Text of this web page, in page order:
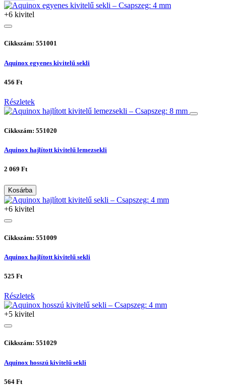
+6 kivitel
Cikkszám: 551001
Aquinox egyenes kivitelű sekli
456 Ft
Részletek
Cikkszám: 551020
Aquinox hajlított kivitelű lemezsekli
2 069 Ft
Kosárba
+6 kivitel
Cikkszám: 551009
Aquinox hajlított kivitelű sekli
525 Ft
Részletek
+5 kivitel
Cikkszám: 551029
Aquinox hosszú kivitelű sekli
564 Ft